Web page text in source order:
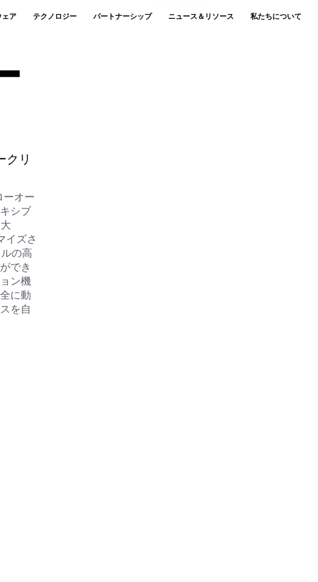
ェア テクノロジー パートナーシップ ニュース＆リソース 私たちについて
クリ
ーオー
シブ
イズさ
の高
でき
ン機
に動
を自